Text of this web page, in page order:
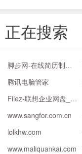
正在搜索
脚步网-在线简历制作平台-个人简历模板
腾讯电脑管家
Filez-联想企业网盘_文件实时共享_企业云盘_跨国传输_高效协作云盘
www.sangfor.com.cn
lolkhw.com
www.maliquankai.com